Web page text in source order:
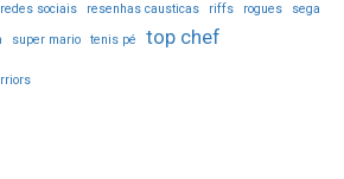
redes sociais resenhas causticas riffs rogues
sega
super mario tenis pé top chef